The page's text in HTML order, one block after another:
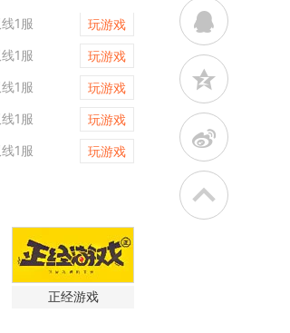
1服
玩游戏
1服
玩游戏
1服
玩游戏
1服
玩游戏
1服 玩游戏
维京传奇
天尊传奇
战神世纪
一剑永恒
天尊传奇
正经游戏
q
z
t